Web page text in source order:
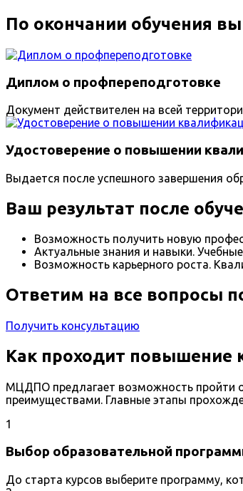
По окончании обучения
Диплом о профпереподготовке
Документ действителен на всей
Удостоверение о повышении
Выдается после успешного завершения
Ваш результат после
Возможность получить новую
Актуальные знания и навыки.
Возможность карьерного роста.
Ответим на все вопросы
Получить консультацию
Как проходит повышение
МЦДПО предлагает возможность пройти
преимуществами. Главные этапы
1
Выбор образовательной
До старта курсов выберите программу,